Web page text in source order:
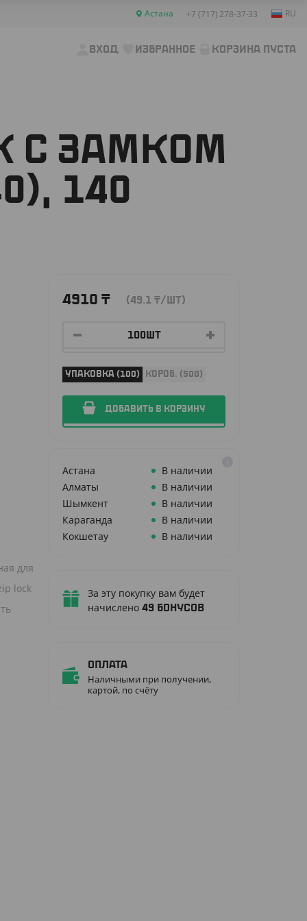
Астана +7 (717) 278-37-33 RU
ВХОД ИЗБРАННОЕ КОРЗИНА ПУСТА
С ЗАМКОМ
140
4910 ₸ (49.1 ₸/ШТ)
УПАКОВКА (100) КОРОБ. (500)
ДОБАВИТЬ В КОРЗИНУ
Астана
В наличии
Алматы
В наличии
Шымкент
В наличии
Караганда
В наличии
Кокшетау
В наличии
За эту покупку вам будет
начислено 49 бонусов
Оплата
Наличными при получении,
картой, по счёту
для
lock